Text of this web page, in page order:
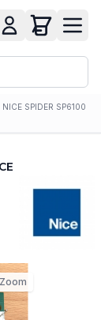
NICE SPIDER SP6100
Zoom